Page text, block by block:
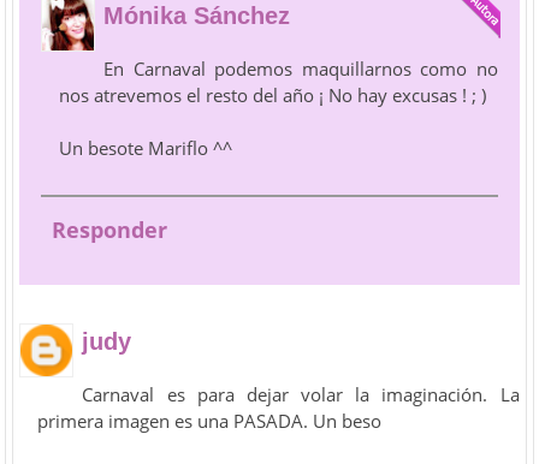
Mónika Sánchez
En Carnaval podemos maquillarnos como no
nos atrevemos el resto del año ¡ No hay excusas ! ; )
Un besote Mariflo ^^
Responder
judy
Carnaval es para dejar volar la imaginación. La
primera imagen es una PASADA. Un beso